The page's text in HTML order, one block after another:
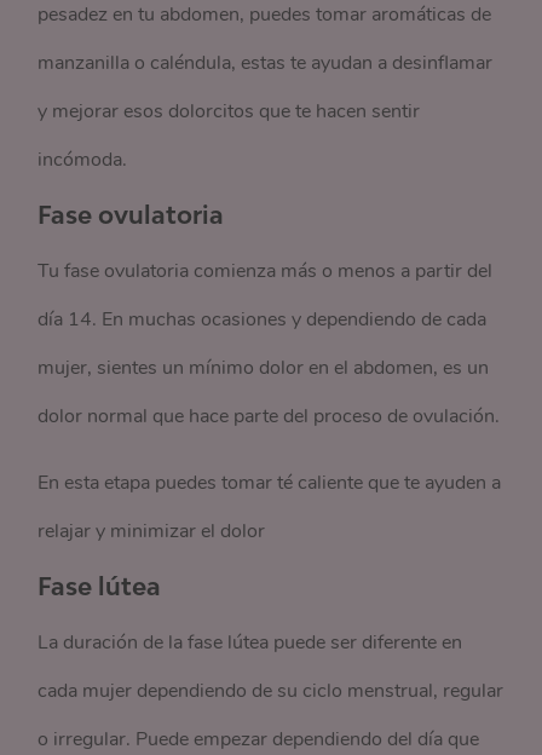
pesadez en tu abdomen, puedes tomar aromáticas de
manzanilla o caléndula, estas te ayudan a desinflamar
y mejorar esos dolorcitos que te hacen sentir
incómoda.
Fase ovulatoria
Tu fase ovulatoria comienza más o menos a partir del
día 14. En muchas ocasiones y dependiendo de cada
mujer, sientes un mínimo dolor en el abdomen, es un
dolor normal que hace parte del proceso de ovulación.
En esta etapa puedes tomar té caliente que te ayuden a
relajar y minimizar el dolor
Fase lútea
La duración de la fase lútea puede ser diferente en
cada mujer dependiendo de su ciclo menstrual, regular
o irregular. Puede empezar dependiendo del día que